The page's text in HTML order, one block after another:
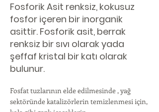
Fosforik Asit renksiz, kokusuz
fosfor içeren bir inorganik
asittir. Fosforik asit, berrak
renksiz bir sıvı olarak yada
şeffaf kristal bir katı olarak
bulunur.
Fosfat tuzlarının elde edilmesinde , yağ
sektöründe katalizörlerin temizlenmesi için,